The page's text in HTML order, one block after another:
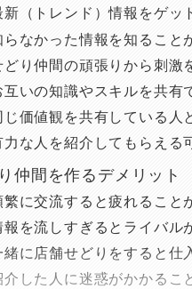
新（トレンド）情報をゲッ
らなかった情報を知ること
どり仲間の頑張りから刺激
互いの知識やスキルを共有
じ価値観を共有している人
力な人を紹介してもらえる
仲間を作るデメリット
繁に交流すると疲れること
報を流しすぎるとライバル
緒に店舗せどりをすると仕
介した人に迷惑がかかるこ